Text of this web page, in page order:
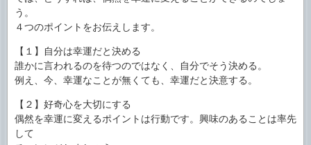
う。
４つのポイントをお伝えします。
【１】自分は幸運だと決める
誰かに言われるのを待つのではなく、自分でそう決める。
例え、今、幸運なことが無くても、幸運だと決意する。
【２】好奇心を大切にする
偶然を幸運に変えるポイントは行動です。興味のあることは率先
して